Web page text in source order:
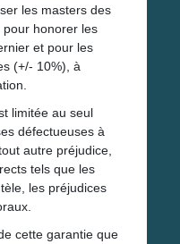
les masters des
honorer les
et pour les
(+/- 10%), à
limitée au seul
défectueuses à
autre préjudice,
tels que les
les préjudices
cette garantie que